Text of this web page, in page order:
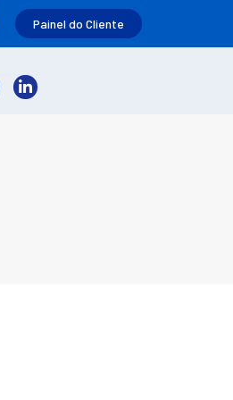
Painel do Cliente